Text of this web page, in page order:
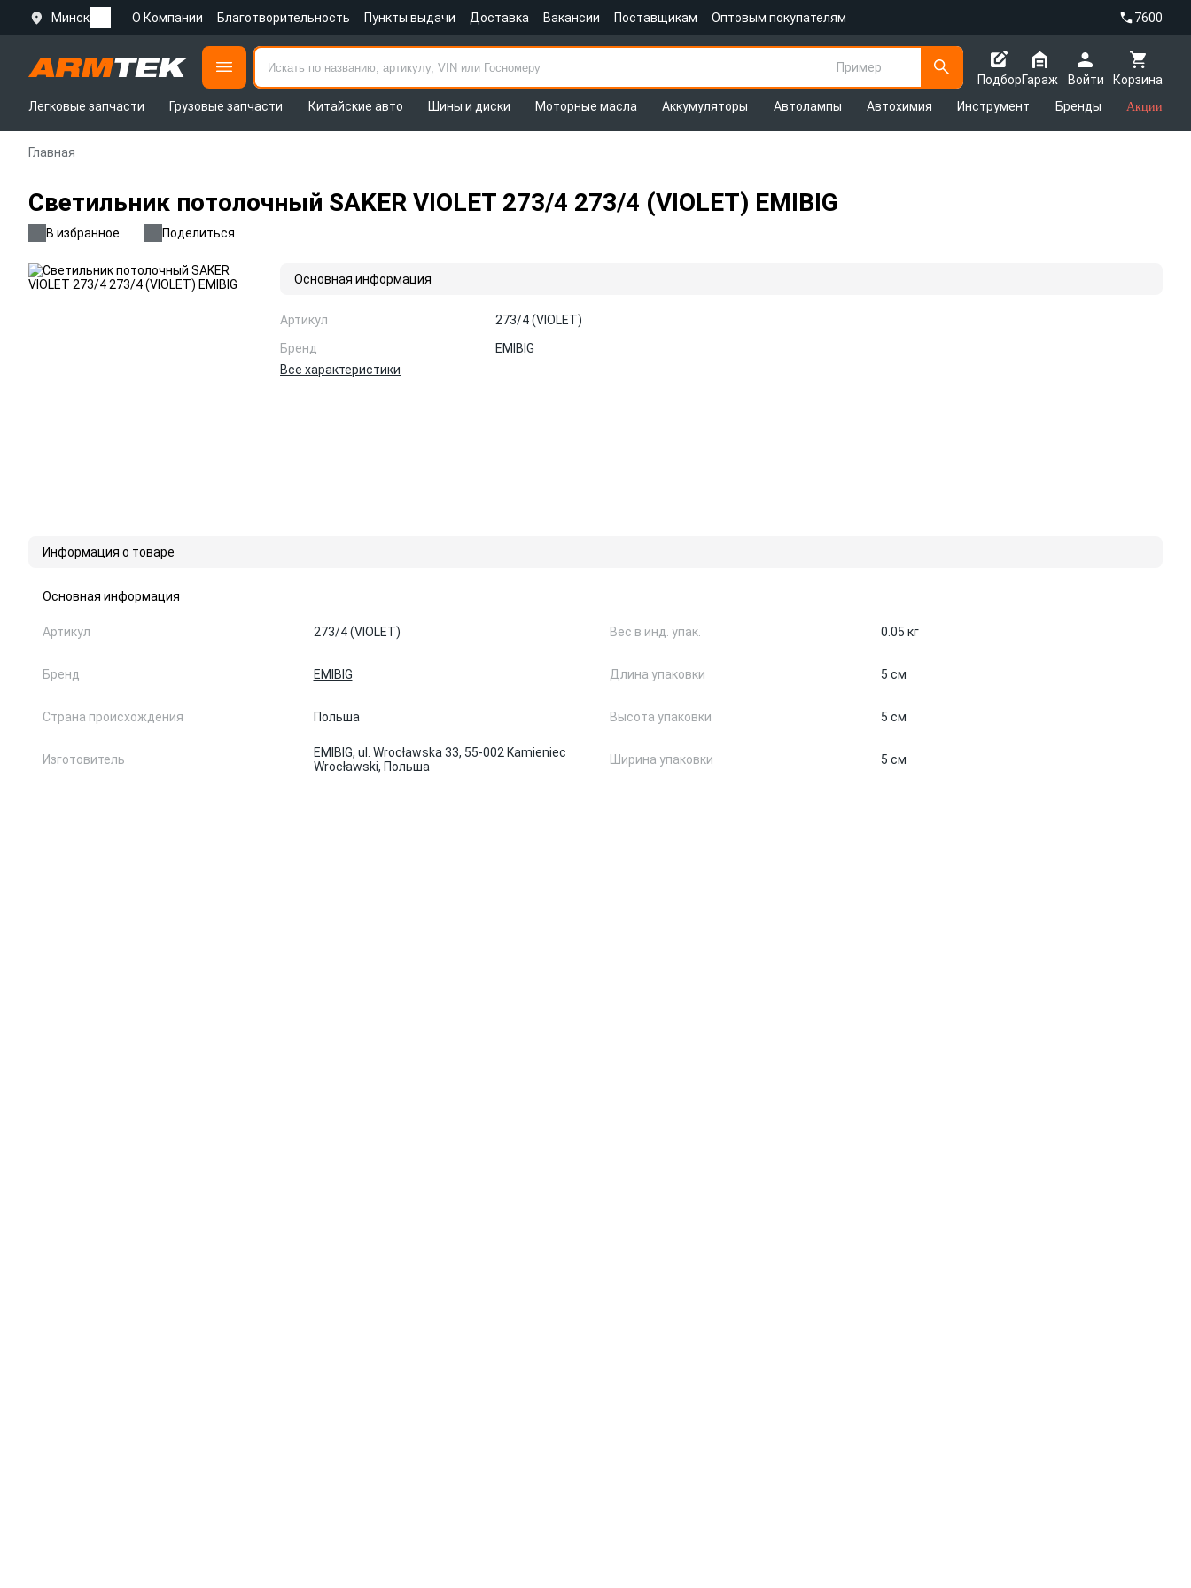
Минск О Компании Благотворительность Пункты выдачи Доставка Вакансии Поставщикам Оптовым покупателям 7600
Пример
Подбор
Корзина
Гараж
Войти
Легковые запчасти
Грузовые запчасти Китайские авто Шины и диски Моторные масла Аккумуляторы Автолампы Автохимия Инструмент Бренды Акции
Главная
Светильник потолочный SAKER VIOLET 273/4 273/4 (VIOLET) EMIBIG
В избранное Поделиться
Основная информация
Артикул
273/4 (VIOLET)
Бренд
EMIBIG
Все характеристики
Информация о товаре
Основная информация
Артикул 273/4 (VIOLET)
Бренд EMIBIG
Страна происхождения Польша
Изготовитель
EMIBIG, ul. Wrocławska 33, 55-002 Kamieniec
Wrocławski, Польша
Вес в инд. упак. 0.05 кг
Длина упаковки 5 см
Высота упаковки 5 см
Ширина упаковки 5 см